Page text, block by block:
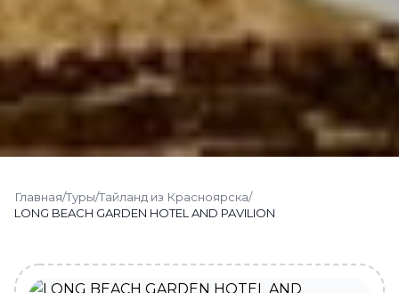
Главная/Туры/Тайланд из Красноярска/
LONG BEACH GARDEN HOTEL AND PAVILION